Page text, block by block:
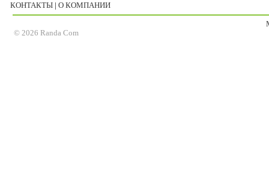
КОНТАКТЫ | О КОМПАНИИ
© 2026 Randa Com